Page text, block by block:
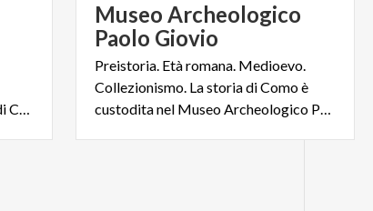
1945, la Tessitura Serica Ratti fa di Como la Città della Seta
Museo Archeologico
Paolo Giovio
Preistoria. Età romana. Medioevo.
Collezionismo. La storia di Como è
custodita nel Museo Archeologico Paolo Giovio